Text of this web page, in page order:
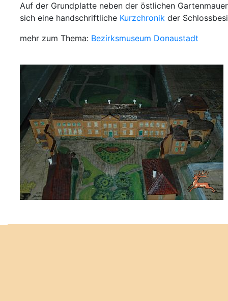
Auf der Grundplatte neben der östlichen
sich eine handschriftliche Kurzchronik der
mehr zum Thema: Bezirksmuseum Donaustadt